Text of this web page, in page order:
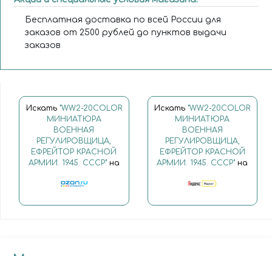
Бесплатная доставка по всей России для
заказов от 2500 рублей до пунктов выдачи
заказов
Искать "WW2-20COLOR
МИНИАТЮРА
ВОЕННАЯ
РЕГУЛИРОВЩИЦА,
ЕФРЕЙТОР КРАСНОЙ
АРМИИ. 1945. СССР"на
Искать "WW2-20COLOR
МИНИАТЮРА
ВОЕННАЯ
РЕГУЛИРОВЩИЦА,
ЕФРЕЙТОР КРАСНОЙ
АРМИИ. 1945. СССР" на